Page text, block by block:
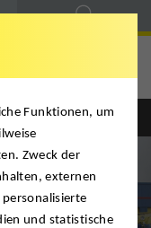
Funktionen, um
Zweck der
externen
und statistische